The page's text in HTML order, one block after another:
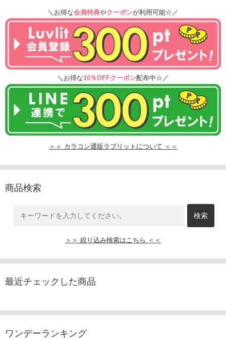
＼お得な会員特典やクーポンが利用可能☆／
＼お得な10％OFFクーポン配布中☆／
＞＞ カラコン通販ラブリットについて ＜＜
商品検索
＞＞ 絞り込み検索はこちら ＜＜
最近チェックした商品
ワンデーランキング